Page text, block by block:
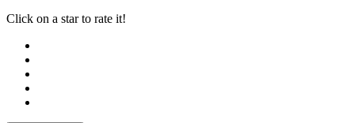
Click on a star to rate it!